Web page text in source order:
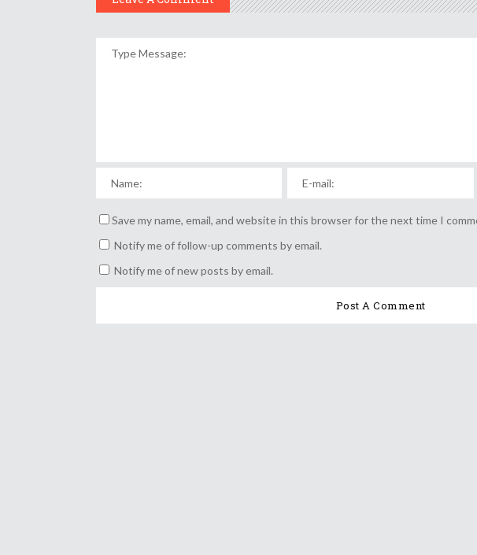
Save my name, email, and website in this browser for the next time I
Notify me of follow-up comments by email.
Notify me of new posts by email.